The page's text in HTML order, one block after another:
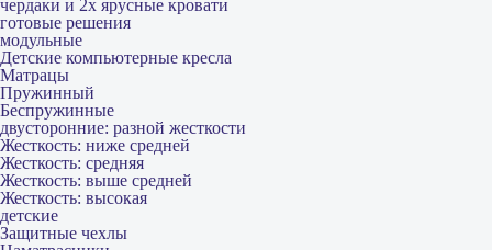
чердаки и 2х ярусные кровати
готовые решения
модульные
Детские компьютерные кресла
Матрацы
Пружинный
Беспружинные
двусторонние: разной жесткости
Жесткость: ниже средней
Жесткость: средняя
Жесткость: выше средней
Жесткость: высокая
детские
Защитные чехлы